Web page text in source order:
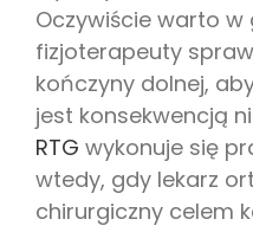
Oczywiście warto w
fizjoterapeuty
kończyny dolnej,
jest konsekwencją
RTG wykonuje się
wtedy, gdy lekarz
chirurgiczny celem